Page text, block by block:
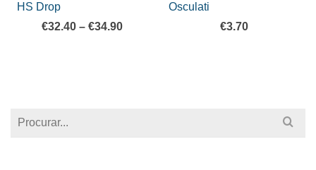
HS Drop
€32.40 – €34.90Price
Osculati
€3.70
Search